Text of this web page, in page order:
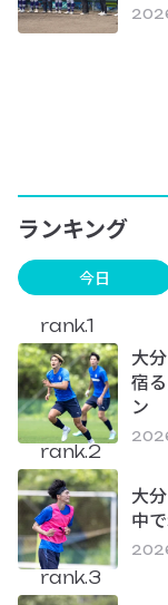
ランキング
今日
rank.1
大
宿
ン
rank.2
大
中
rank.3